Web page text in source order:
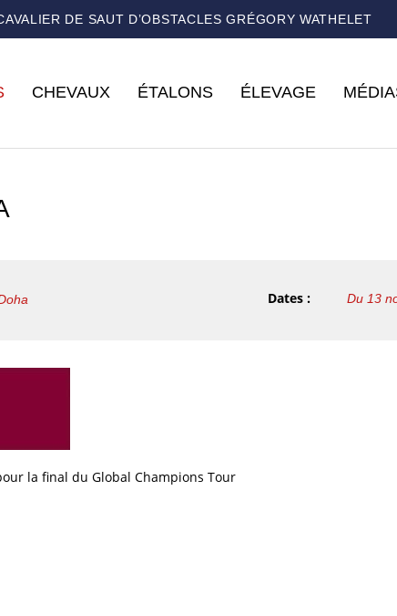
DE SAUT D’OBSTACLES GRÉGORY WATHELET
CHEVAUX ÉTALONS ÉLEVAGE
Dates : Du 13
la final du Global Champions Tour